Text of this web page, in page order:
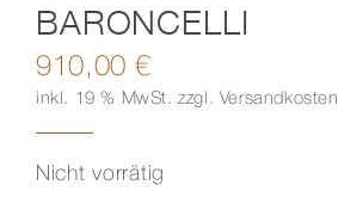
BARONCELLI
910,00€
inkl. 19 % MwSt. zzgl. Versandkosten
Nicht vorrätig